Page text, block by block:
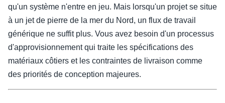
qu'un système n'entre en jeu. Mais lorsqu'un projet se situe
à un jet de pierre de la mer du Nord, un flux de travail
générique ne suffit plus. Vous avez besoin d'un processus
d'approvisionnement qui traite les spécifications des
matériaux côtiers et les contraintes de livraison comme
des priorités de conception majeures.